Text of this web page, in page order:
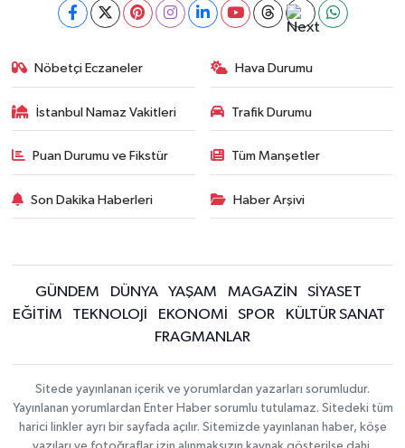
Nöbetçi Eczaneler Hava Durumu
İstanbul Namaz Vakitleri Trafik Durumu
Puan Durumu ve Fikstür Tüm Manşetler
Son Dakika Haberleri Haber Arşivi
GÜNDEM DÜNYA YAŞAM MAGAZİN
SİYASET
EĞİTİM
TEKNOLOJİ EKONOMİ SPOR
KÜLTÜR SANAT
FRAGMANLAR
Sitede yayınlanan içerik ve yorumlardan yazarları sorumludur.
Yayınlanan yorumlardan Enter Haber sorumlu tutulamaz. Sitedeki tüm
harici linkler ayrı bir sayfada açılır. Sitemizde yayınlanan haber, köşe